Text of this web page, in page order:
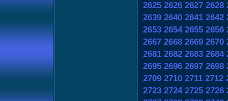
2625 2626 2627 2628
2639 2640 2641 2642
2653 2654 2655 2656
2667 2668 2669 2670
2681 2682 2683 2684
2695 2696 2697 2698
2709 2710 2711 2712
2723 2724 2725 2726